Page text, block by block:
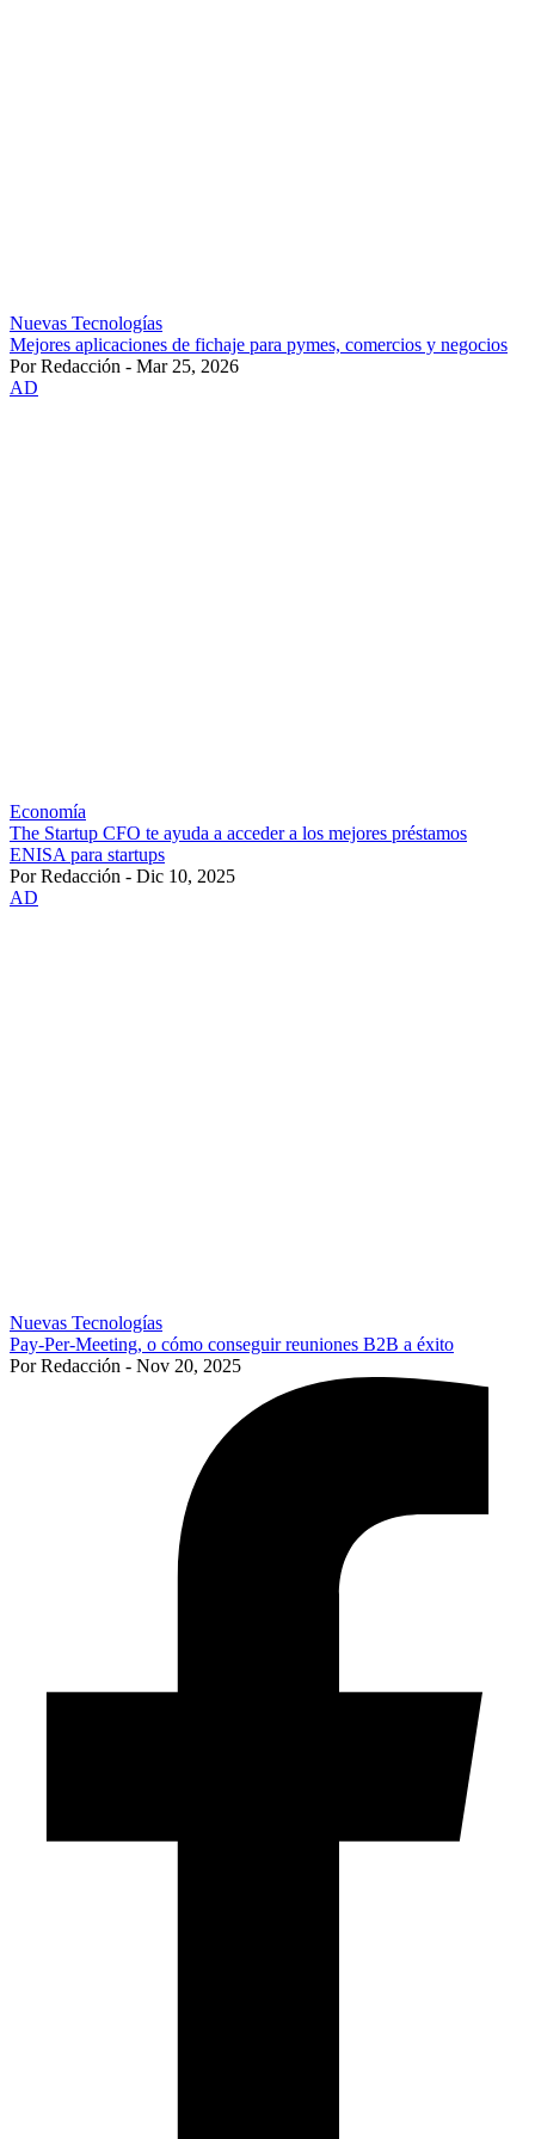
Nuevas Tecnologías
Mejores aplicaciones de fichaje para pymes, comercios y negocios
Por Redacción - Mar 25, 2026
AD
Economía
The Startup CFO te ayuda a acceder a los mejores préstamos
ENISA para startups
Por Redacción - Dic 10, 2025
AD
Nuevas Tecnologías
Pay-Per-Meeting, o cómo conseguir reuniones B2B a éxito
Por Redacción - Nov 20, 2025